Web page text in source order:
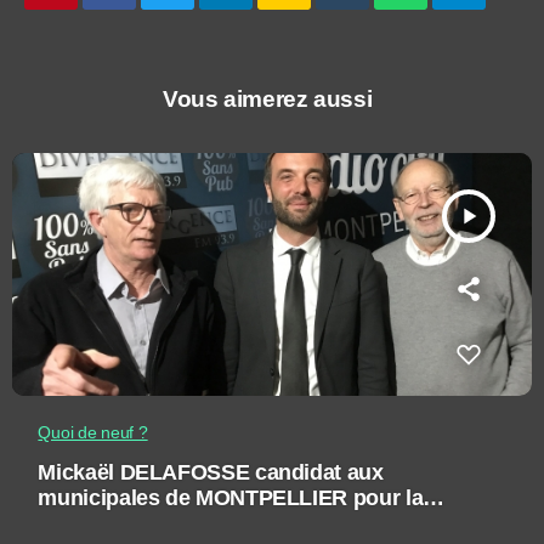
Vous aimerez aussi
play_arrow
Quoi de neuf ?
Mickaël DELAFOSSE candidat aux
municipales de MONTPELLIER pour la